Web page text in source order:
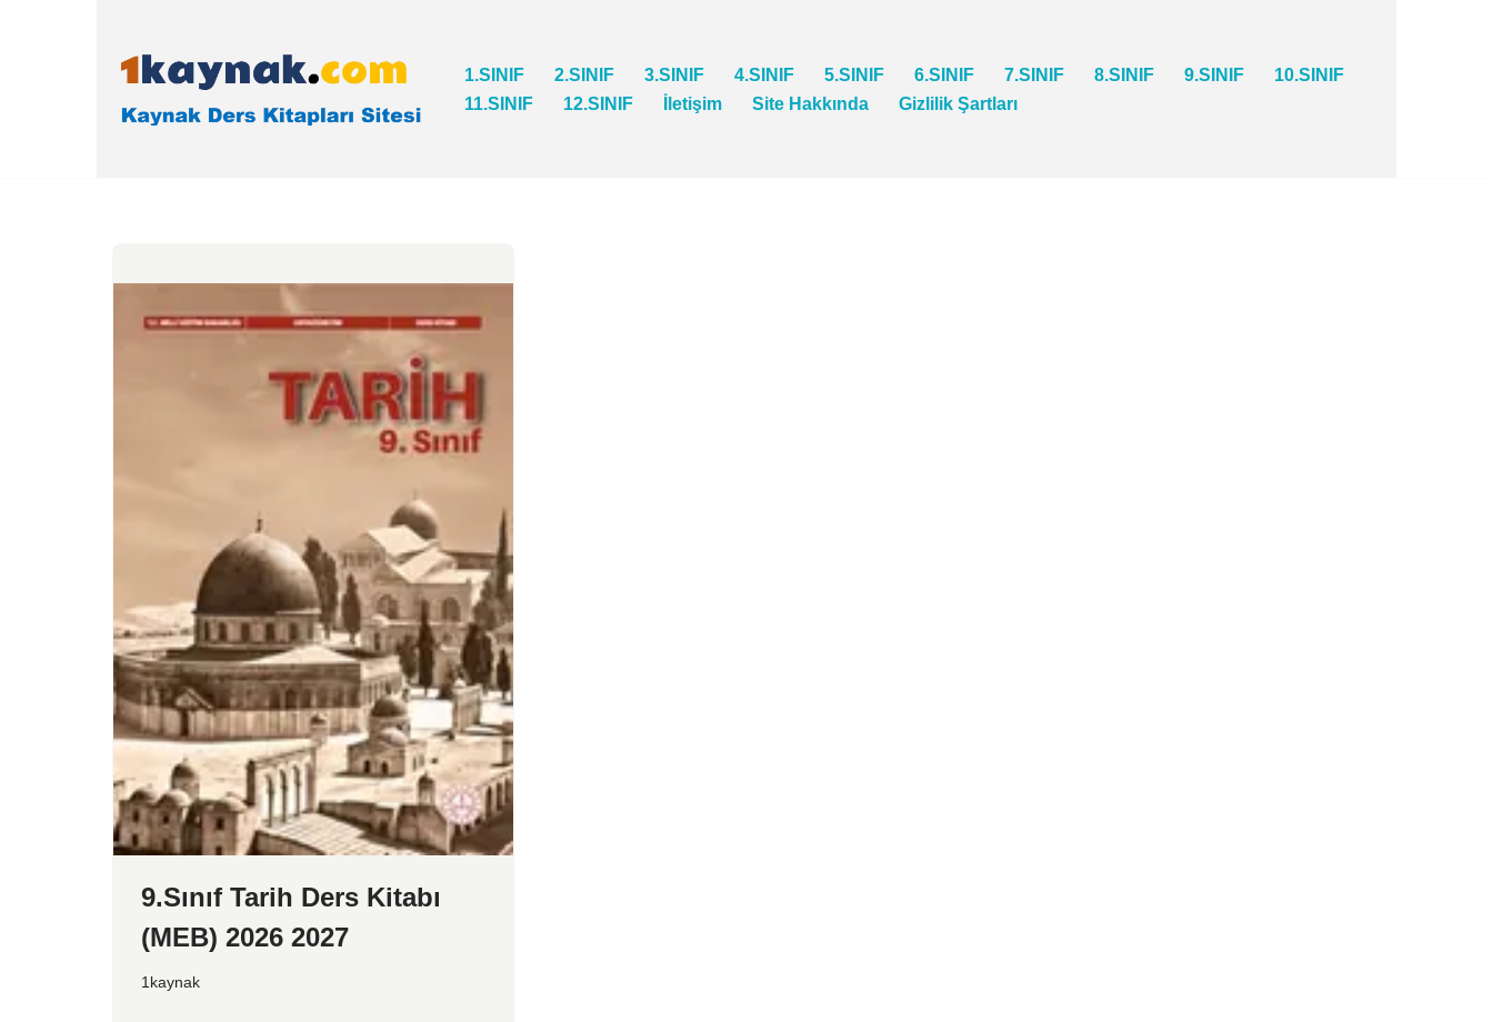
1.SINIF 2.SINIF 3.SINIF 4.SINIF 5.SINIF 6.SINIF 7.SINIF 8.SINIF 9.SINIF
10.SINIF
11.SINIF
12.SINIF İletişim Site Hakkında Gizlilik Şartları
9.Sınıf Tarih Ders Kitabı
(MEB) 2026 2027
1kaynak